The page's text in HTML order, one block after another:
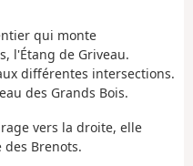
qui monte
l'Étang de Griveau.
différentes intersections.
des Grands Bois.
vers la droite, elle
Brenots.